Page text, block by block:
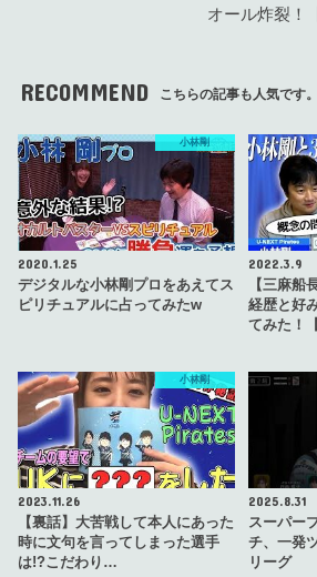
オール炸裂！
RECOMMEND こちらの記事も人気です。
小林剛
2020.1.25
デジタルな小林剛プロをあえてス
ピリチュアルに占ってみたw
2022.3.9
【三麻船
経歴と好
てみた！
小林剛
2023.11.26
【裏話】大苦戦して本人にあった
時に文句を言ってしまった選手
は!?こだわり…
2025.8.31
スーパー
チ、一発
リーグ